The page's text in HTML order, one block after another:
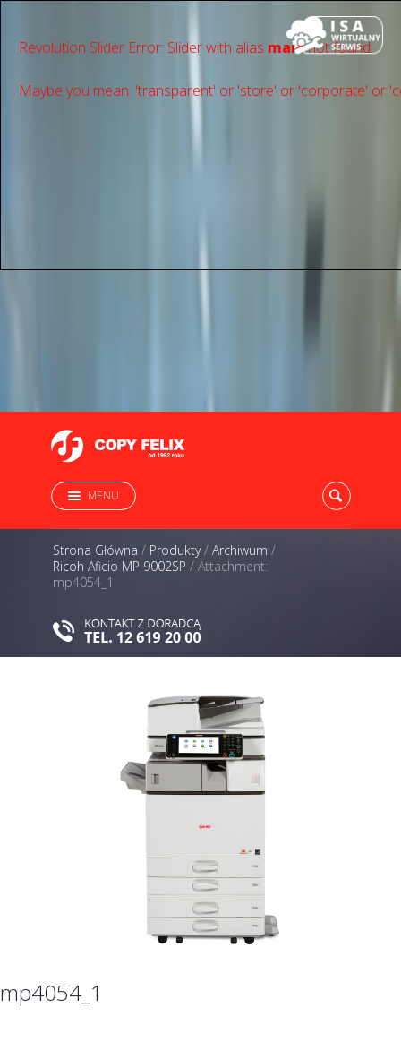
Revolution Slider Error: Slider with alias mainnot found.
Maybe you mean: 'transparent' or 'store' or 'сorporate' or
MENU
Strona Główna / Produkty/ Archiwum /
Ricoh Aficio MP 9002SP / Attachment:
mp4054_1
mp4054_1